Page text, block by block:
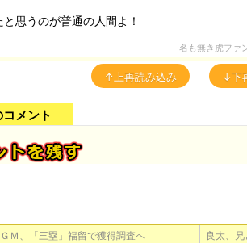
と思うのが普通の人間よ！
名も無き虎ファ
↑上再読み込み ↓下
メント
Ｍ、「三塁」福留で獲得調査へ 良太、